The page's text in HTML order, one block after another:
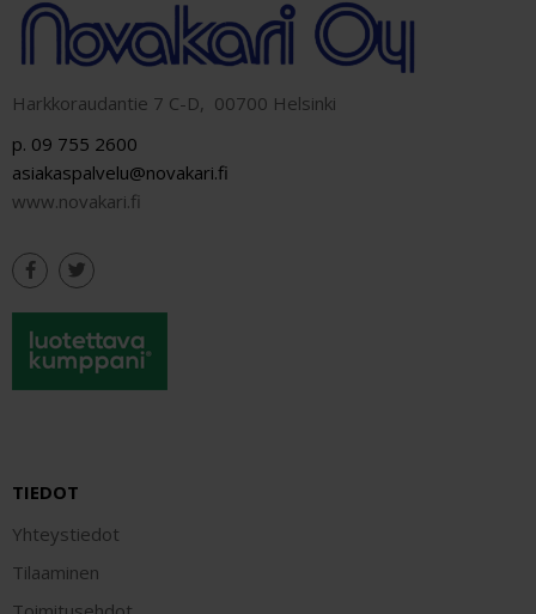
Harkkoraudantie 7 C-D, 00700 Helsinki
p. 09 755 2600
asiakaspalvelu@novakari.fi
www.novakari.fi
TIEDOT
Yhteystiedot
Tilaaminen